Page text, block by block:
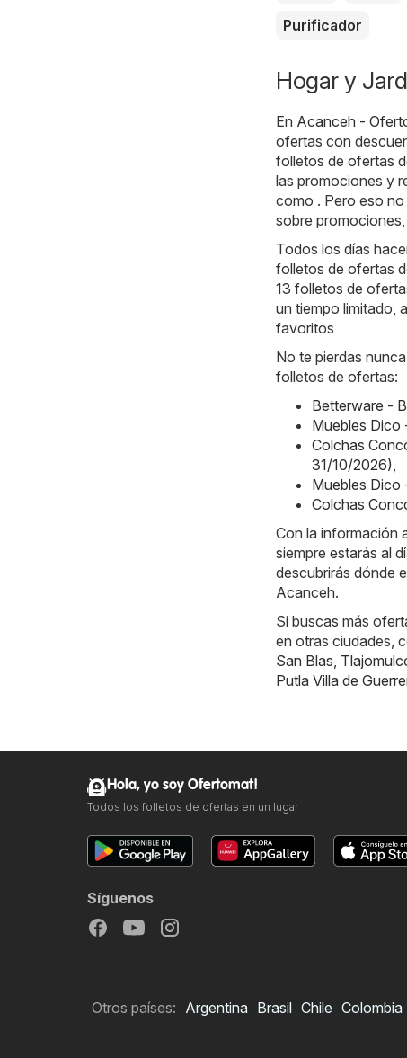
Purificador
Hogar y
En Acanceh -
ofertas con
folletos de ofertas
las promociones y
como . Pero eso
sobre
Todos los días
folletos de ofertas
13 folletos de
un tiempo limitado,
favoritos
No te pierdas
folletos de ofertas:
Betterware -
Muebles
Colchas
31/10/2026),
Muebles
Colchas
Con la información
siempre estarás al
descubrirás dónde
Acanceh.
Si buscas más
en otras ciudades,
San Blas,
Putla Villa de
Hola, yo soy Ofertomat!
Todos los folletos de ofertas en un lugar
Síguenos
Otros países: Argentina Brasil Chile Colombia